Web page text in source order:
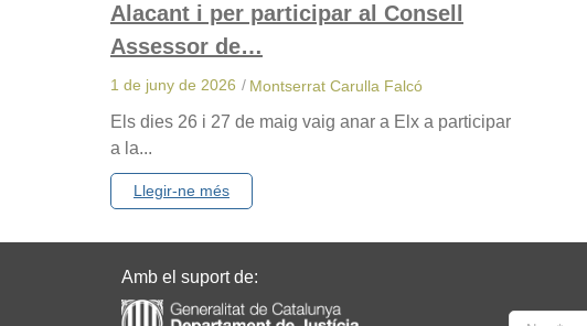
Alacant i per participar al Consell
Assessor de…
1 de juny de 2026 / Montserrat Carulla Falcó
Els dies 26 i 27 de maig vaig anar a Elx a participar
a la...
Llegir-ne més
Amb el suport de: